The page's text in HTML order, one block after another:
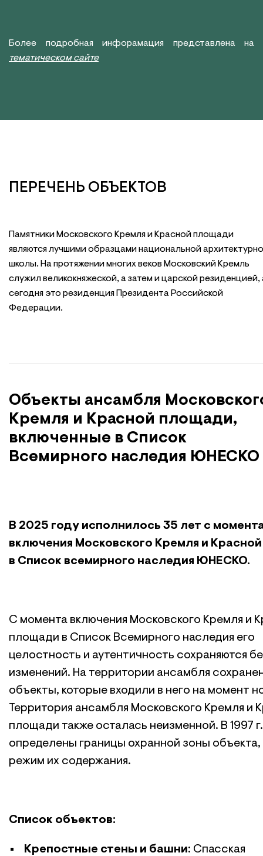
Более подробная инфорамация представлена на
тематическом сайте
ПЕРЕЧЕНЬ ОБЪЕКТОВ
Памятники Московского Кремля и Красной площади
являются лучшими образцами национальной
школы. На протяжении многих веков Московский Кремль
служил великокняжеской, а затем и царской резиденцией,
сегодня это резиденция Президента Российской
Федерации.
Объекты ансамбля
Кремля и Красной площади,
включенные в Список
Всемирного наследия ЮНЕСКО
В 2025 году исполнилось 35 лет с
включения Московского Кремля и
в Список всемирного наследия ЮНЕСКО.
С момента включения Московского Кремля и
площади в Список Всемирного наследия его
целостность и аутентичность сохраняются
изменений. На территории ансамбля
объекты, которые входили в него на момент
Территория ансамбля Московского Кремля и
площади также осталась неизменной. В 1997 г.
определены границы охранной зоны объекта,
режим их содержания.
Список объектов:
Крепостные стены и башни: Спасская